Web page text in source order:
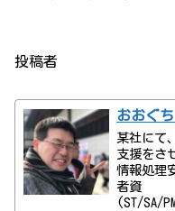
投稿者
おおぐ
某社にて
支援をさ
情報処理
者資
(ST/SA/